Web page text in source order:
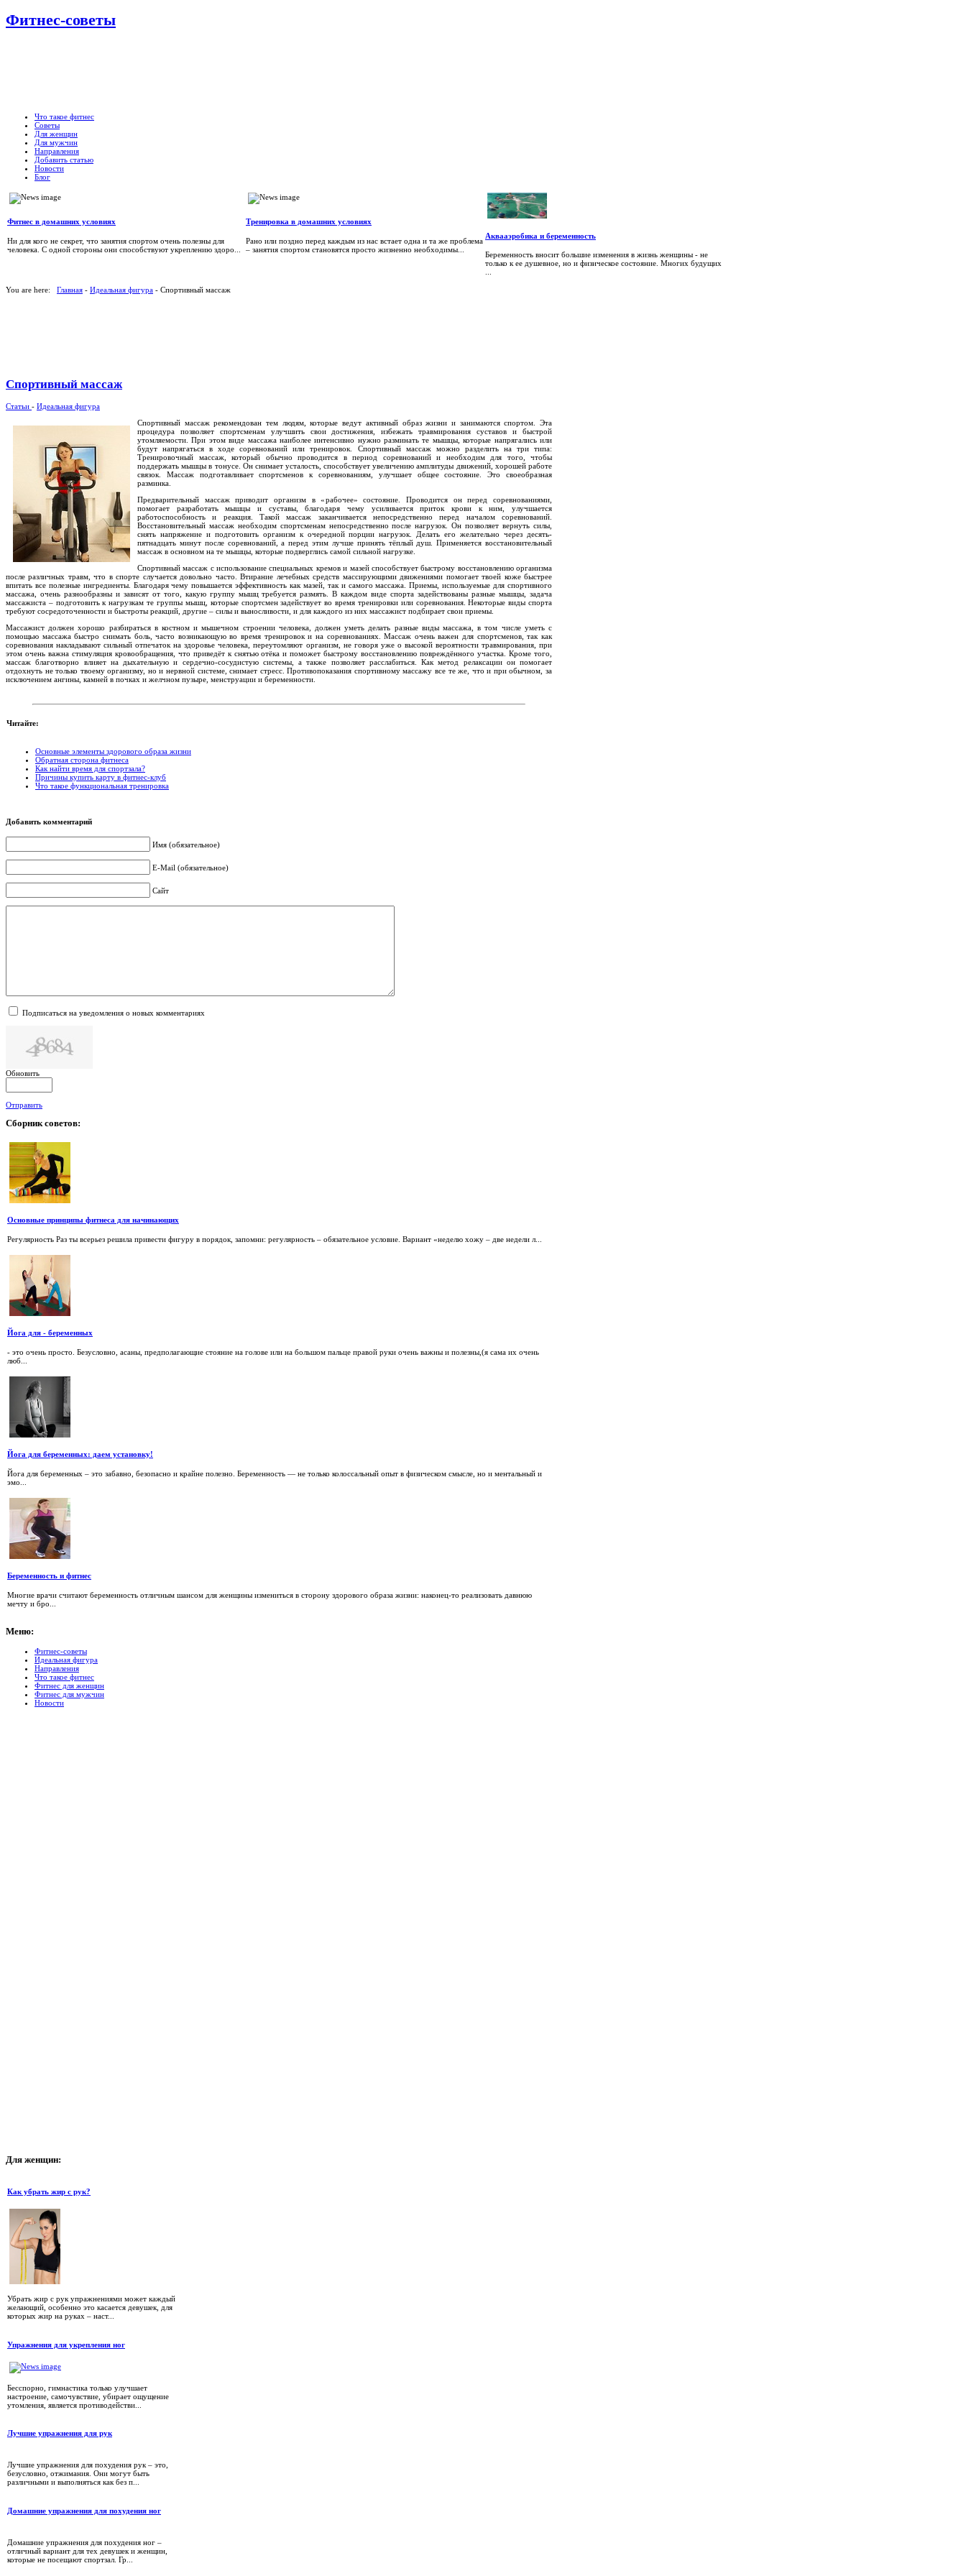
Фитнес-советы
Что такое фитнес
Советы
Для женщин
Для мужчин
Направления
Добавить статью
Новости
Блог
Фитнес в домашних условиях
Ни для кого не секрет, что занятия спортом очень полезны для
человека. С одной стороны они способствуют укреплению здоро...
Тренировка в домашних условиях
Рано или поздно перед каждым из нас встает одна и та же проблема
– занятия спортом становятся просто жизненно необходимы...
Аквааэробика и беременность
Беременность вносит большие изменения в жизнь женщины - не
только к ее душевное, но и физическое состояние. Многих будущих
You are here: Главная - Идеальная фигура - Спортивный массаж
Спортивный массаж
Статьи - Идеальная фигура
Спортивный массаж рекомендован тем людям, которые ведут активный образ жизни и занимаются спортом. Эта
процедура позволяет спортсменам улучшить свои достижения, избежать травмирования суставов и быстрой
утомляемости. При этом виде массажа наиболее интенсивно нужно разминать те мышцы, которые напрягались или
будут напрягаться в ходе соревнований или тренировок. Спортивный массаж можно разделить на три типа:
Тренировочный массаж, который обычно проводится в период соревнований и необходим для того, чтобы
поддержать мышцы в тонусе. Он снимает усталость, способствует увеличению амплитуды движений, хорошей работе
связок. Массаж подготавливает спортсменов к соревнованиям, улучшает общее состояние. Это своеобразная
разминка.
Предварительный массаж приводит организм в «рабочее» состояние. Проводится он перед соревнованиями,
помогает разработать мышцы и суставы, благодаря чему усиливается приток крови к ним, улучшается
работоспособность и реакция. Такой массаж заканчивается непосредственно перед началом соревнований.
Восстановительный массаж необходим спортсменам непосредственно после нагрузок. Он позволяет вернуть силы,
снять напряжение и подготовить организм к очередной порции нагрузок. Делать его желательно через десять-
пятнадцать минут после соревнований, а перед этим лучше принять тёплый душ. Применяется восстановительный
массаж в основном на те мышцы, которые подверглись самой сильной нагрузке.
Спортивный массаж с использование специальных кремов и мазей способствует быстрому восстановлению организма
после различных травм, что в спорте случается довольно часто. Втирание лечебных средств массирующими движениями помогает твоей коже быстрее
впитать все полезные ингредиенты. Благодаря чему повышается эффективность как мазей, так и самого массажа. Приемы, используемые для спортивного
массажа, очень разнообразны и зависят от того, какую группу мышц требуется размять. В каждом виде спорта задействованы разные мышцы, задача
массажиста – подготовить к нагрузкам те группы мышц, которые спортсмен задействует во время тренировки или соревнования. Некоторые виды спорта
требуют сосредоточенности и быстроты реакций, другие – силы и выносливости, и для каждого из них массажист подбирает свои приемы.
Массажист должен хорошо разбираться в костном и мышечном строении человека, должен уметь делать разные виды массажа, в том числе уметь с
помощью массажа быстро снимать боль, часто возникающую во время тренировок и на соревнованиях. Массаж очень важен для спортсменов, так как
соревнования накладывают сильный отпечаток на здоровье человека, переутомляют организм, не говоря уже о высокой вероятности травмирования, при
этом очень важна стимуляция кровообращения, что приведёт к снятью отёка и поможет быстрому восстановлению повреждённого участка. Кроме того,
массаж благотворно влияет на дыхательную и сердечно-сосудистую системы, а также позволяет расслабиться. Как метод релаксации он помогает
отдохнуть не только твоему организму, но и нервной системе, снимает стресс. Противопоказания спортивному массажу все те же, что и при обычном, за
исключением ангины, камней в почках и желчном пузыре, менструации и беременности.
Читайте:
Основные элементы здорового образа жизни
Обратная сторона фитнеса
Как найти время для спортзала?
Причины купить карту в фитнес-клуб
Что такое функциональная тренировка
Добавить комментарий
Имя (обязательное)
E-Mail (обязательное)
Сайт
Подписаться на уведомления о новых комментариях
Обновить
Отправить
Сборниксоветов:
Основные принципы фитнеса для начинающих
Регулярность Раз ты всерьез решила привести фигуру в порядок, запомни: регулярность – обязательное условие. Вариант «неделю хожу – две недели л...
Йога для - беременных
- это очень просто. Безусловно, асаны, предполагающие стояние на голове или на большом пальце правой руки очень важны и полезны,(я сама их очень
люб...
Йога для беременных: даем установку!
Йога для беременных – это забавно, безопасно и крайне полезно. Беременность — не только колоссальный опыт в физическом смысле, но и ментальный и
эмо...
Беременность и фитнес
Многие врачи считают беременность отличным шансом для женщины измениться в сторону здорового образа жизни: наконец-то реализовать давнюю
мечту и бро...
Меню:
Фитнес-советы
Идеальная фигура
Направления
Что такое фитнес
Фитнес для женщин
Фитнес для мужчин
Новости
Для женщин:
Как убрать жир с рук?
Убрать жир с рук упражнениями может каждый
желающий, особенно это касается девушек, для
которых жир на руках – наст...
Упражнения для укрепления ног
Бесспорно, гимнастика только улучшает
настроение, самочувствие, убирает ощущение
утомления, является противодействи...
Лучшие упражнения для рук
Лучшие упражнения для похудения рук – это,
безусловно, отжимания. Они могут быть
различными и выполняться как без п...
Домашние упражнения для похудения ног
Домашние упражнения для похудения ног –
отличный вариант для тех девушек и женщин,
которые не посещают спортзал. Гр...